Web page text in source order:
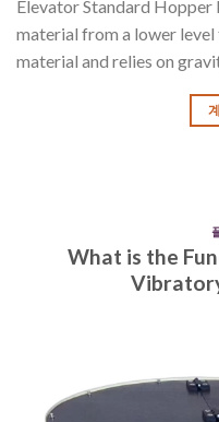
Elevator Standard
material from a lower level
material and relies on
What is the